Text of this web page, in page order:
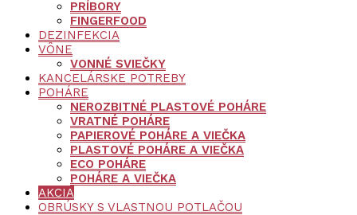
PRÍBORY
FINGERFOOD
DEZINFEKCIA
VÔNE
VONNÉ SVIEČKY
KANCELÁRSKE POTREBY
POHÁRE
NEROZBITNÉ PLASTOVÉ POHÁRE
VRATNÉ POHÁRE
PAPIEROVÉ POHÁRE A VIEČKA
PLASTOVÉ POHÁRE A VIEČKA
ECO POHÁRE
POHÁRE A VIEČKA
AKCIA
OBRÚSKY S VLASTNOU POTLAČOU